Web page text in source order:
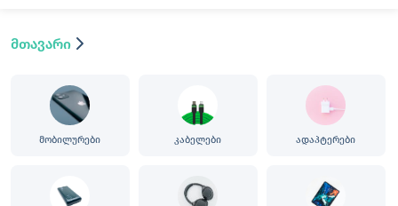
მთავარი
მობილურები კაბელები ადაპტერები